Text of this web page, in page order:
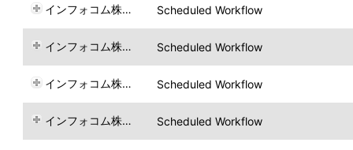
インフォコム株式会社 Scheduled Workflow
インフォコム株式会社 Scheduled Workflow
インフォコム株式会社 Scheduled Workflow
インフォコム株式会社 Scheduled Workflow